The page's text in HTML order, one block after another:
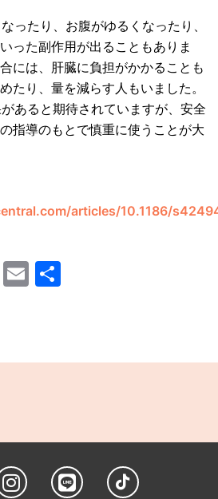
ったり、お腹がゆるくなったり、
った副作用が出ることもありま
には、肝臓に負担がかかることも
たり、量を減らす人もいました。
あると期待されていますが、安全
指導のもとで慎重に使うことが大
articles/10.1186/
Pinterest
Email